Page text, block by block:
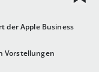
der Apple Business
Vorstellungen